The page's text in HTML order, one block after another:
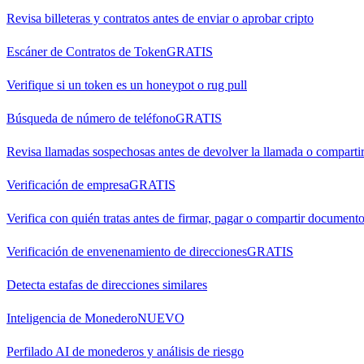
Revisa billeteras y contratos antes de enviar o aprobar cripto
Escáner de Contratos de TokenGRATIS
Verifique si un token es un honeypot o rug pull
Búsqueda de número de teléfonoGRATIS
Revisa llamadas sospechosas antes de devolver la llamada o
Verificación de empresaGRATIS
Verifica con quién tratas antes de firmar, pagar o compartir
Verificación de envenenamiento de direccionesGRATIS
Detecta estafas de direcciones similares
Inteligencia de MonederoNUEVO
Perfilado AI de monederos y análisis de riesgo